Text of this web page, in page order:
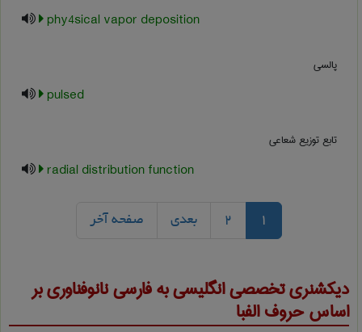
phy4sical vapor deposition
پالسی
pulsed
تابع توزیع شعاعی
radial distribution function
1
2 بعدی صفحه آخر
دیکشنری تخصصی انگلیسی به فارسینانوفناوریبر
اساس حروف الفبا